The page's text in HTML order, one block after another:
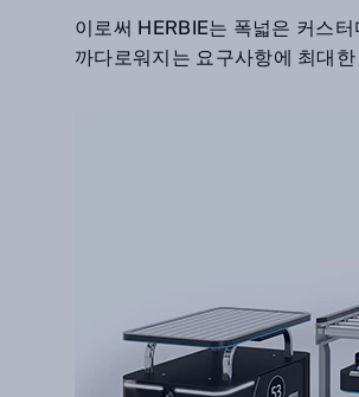
이로써 HERBIE는 폭넓은 커스
까다로워지는 요구사항에 최대